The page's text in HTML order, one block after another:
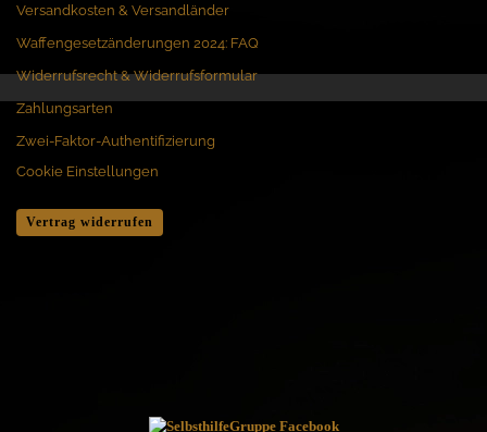
Versandkosten & Versandländer
Waffengesetzänderungen 2024: FAQ
Widerrufsrecht & Widerrufsformular
Zahlungsarten
Zwei-Faktor-Authentifizierung
Cookie Einstellungen
Vertrag widerrufen